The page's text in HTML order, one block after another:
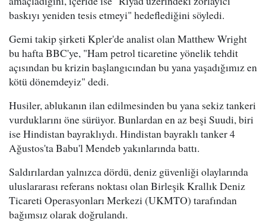
baskıyı yeniden tesis etmeyi" hedeflediğini söyledi.
Gemi takip şirketi Kpler'de analist olan Matthew Wright
bu hafta BBC'ye, "Ham petrol ticaretine yönelik tehdit
açısından bu krizin başlangıcından bu yana yaşadığımız en
kötü dönemdeyiz" dedi.
Husiler, ablukanın ilan edilmesinden bu yana sekiz tankeri
vurduklarını öne sürüyor. Bunlardan en az beşi Suudi, biri
ise Hindistan bayraklıydı. Hindistan bayraklı tanker 4
Ağustos'ta Babu'l Mendeb yakınlarında battı.
Saldırılardan yalnızca dördü, deniz güvenliği olaylarında
uluslararası referans noktası olan Birleşik Krallık Deniz
Ticareti Operasyonları Merkezi (UKMTO) tarafından
bağımsız olarak doğrulandı.